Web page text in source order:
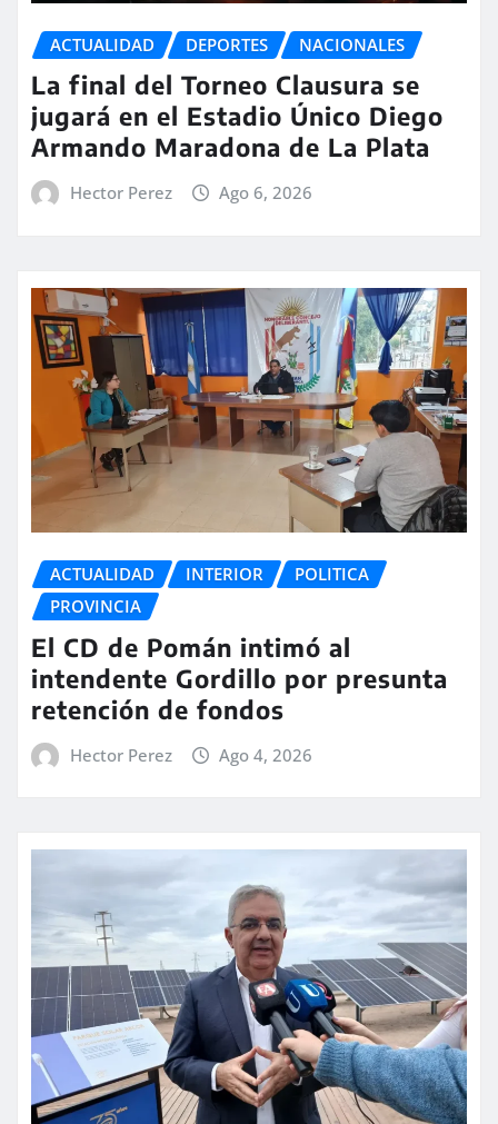
ACTUALIDAD DEPORTES NACIONALES
La final del Torneo Clausura se
jugará en el Estadio Único Diego
Armando Maradona de La Plata
Hector Perez Ago 6, 2026
ACTUALIDAD INTERIOR
POLITICA
PROVINCIA
El CD de Pomán intimó al
intendente Gordillo por presunta
retención de fondos
Hector Perez Ago 4, 2026